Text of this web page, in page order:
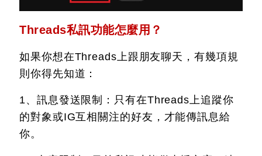
Threads私訊功能怎麼用？
如果你想在Threads上跟朋友聊天，有幾項規
則你得先知道：
1、訊息發送限制：只有在Threads上追蹤你
的對象或IG互相關注的好友，才能傳訊息給
你。